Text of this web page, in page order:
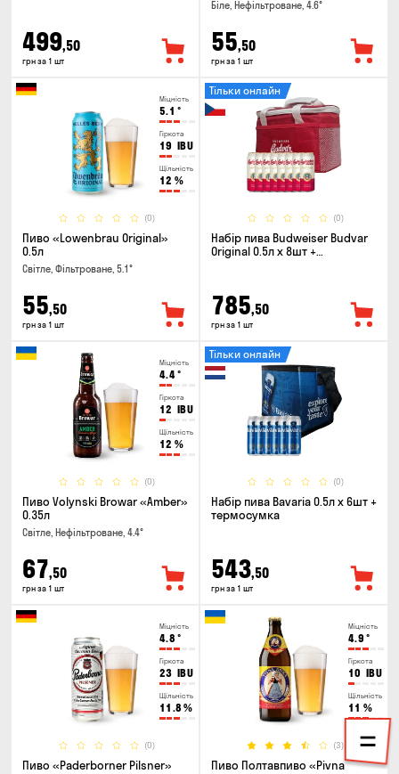
499,50
грн за 1 шт
Біле, Нефільтроване, 4.6°
55,50
грн за 1 шт
Міцність
5.1 °
Гіркота
19 IBU
Щільність
12 %
(0)
Пиво «Lowenbrau Original»
0.5л
Світле, Фільтроване, 5.1°
55,50
грн за 1 шт
(0)
Тільки онлайн
Набір пива Budweiser Budvar
Original 0.5л х 8шт +
785,50
грн за 1 шт
Міцність
4.4°
Гіркота
12 IBU
Щільність
12 %
(0)
Пиво Volynski Browar «Amber»
0.35л
Світле, Нефільтроване, 4.4°
67,50
грн за 1 шт
(0)
Тільки онлайн
Набір пива Bavaria 0.5л х 6шт +
термосумка
543,50
грн за 1 шт
Міцність
4.8 °
Гіркота
23 IBU
Щільність
11.8 %
(0)
Пиво «Paderborner Pilsner»
Міцність
4.9 °
Гіркота
10 IBU
Щільність
11 %
(3)
Пиво Полтавпиво «Pivna